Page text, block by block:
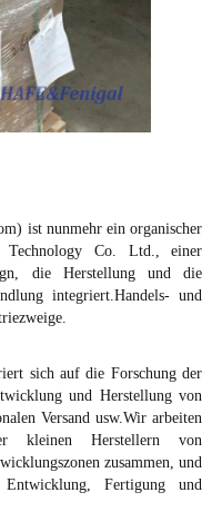
ist nunmehr ein organischer
Co. Ltd., einer
die Herstellung und die
integriert.Handels- und
sich auf die Forschung der
und Herstellung von
Versand usw.Wir arbeiten
kleinen Herstellern von
zusammen, und
Fertigung und